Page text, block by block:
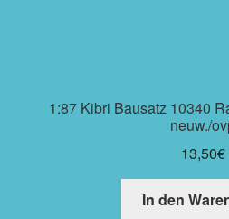
1:87 Kibri Bausatz 10340
neuw./
13,50€
In den